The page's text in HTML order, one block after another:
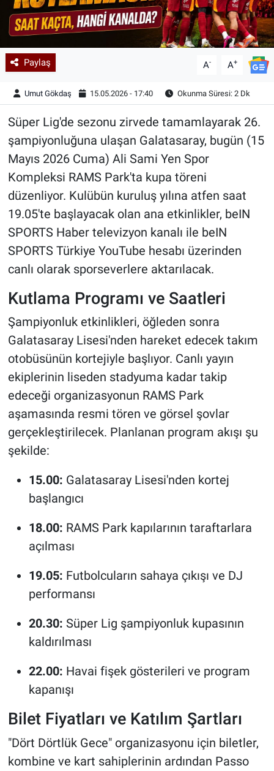
Paylaş A- A+
Umut Gökdaş 15.05.2026 - 17:40 Okunma Süresi: 2 Dk
Süper Lig'de sezonu zirvede tamamlayarak 26.
şampiyonluğuna ulaşan Galatasaray, bugün (15
Mayıs 2026 Cuma) Ali Sami Yen Spor
Kompleksi RAMS Park'ta kupa töreni
düzenliyor. Kulübün kuruluş yılına atfen saat
19.05'te başlayacak olan ana etkinlikler, beIN
SPORTS Haber televizyon kanalı ile beIN
SPORTS Türkiye YouTube hesabı üzerinden
canlı olarak sporseverlere aktarılacak.
Kutlama Programı ve Saatleri
Şampiyonluk etkinlikleri, öğleden sonra
Galatasaray Lisesi'nden hareket edecek takım
otobüsünün kortejiyle başlıyor. Canlı yayın
ekiplerinin liseden stadyuma kadar takip
edeceği organizasyonun RAMS Park
aşamasında resmi tören ve görsel şovlar
gerçekleştirilecek. Planlanan program akışı şu
şekilde:
15.00: Galatasaray Lisesi'nden kortej
başlangıcı
18.00: RAMS Park kapılarının taraftarlara
açılması
19.05: Futbolcuların sahaya çıkışı ve DJ
performansı
20.30: Süper Lig şampiyonluk kupasının
kaldırılması
22.00: Havai fişek gösterileri ve program
kapanışı
Bilet Fiyatları ve Katılım Şartları
"Dört Dörtlük Gece" organizasyonu için biletler,
kombine ve kart sahiplerinin ardından Passo
Yazarlar